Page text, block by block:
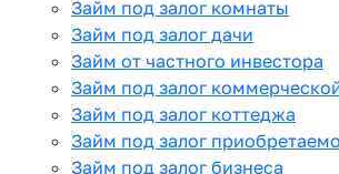
Займ под залог комнаты
Займ под залог дачи
Займ от частного инвестора
Займ под залог
Займ под залог коттеджа
Займ под залог
Займ под залог бизнеса